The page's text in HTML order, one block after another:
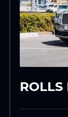
ROLLS